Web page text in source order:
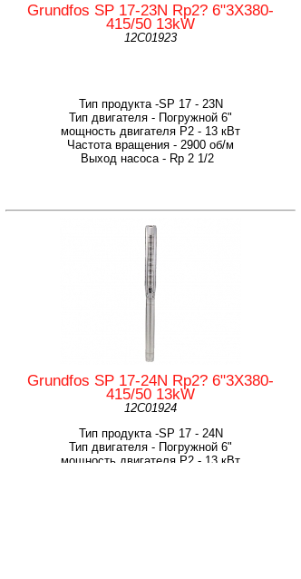
Grundfos SP 17-23N Rp2? 6"3X380-
415/50 13kW
12C01923
Тип продукта -SP 17 - 23N
Тип двигателя - Погружной 6"
мощность двигателя Р2 - 13 кВт
Частота вращения - 2900 об/м
Выход насоса - Rp 2 1/2
Grundfos SP 17-24N Rp2? 6"3X380-
415/50 13kW
12C01924
Тип продукта -SP 17 - 24N
Тип двигателя - Погружной 6"
мощность двигателя Р2 - 13 кВт